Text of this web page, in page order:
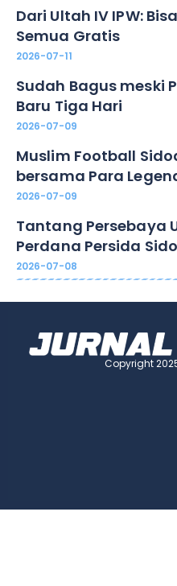
Dari Ultah IV IPW:
Semua Gratis
2026-07-11
Sudah Bagus meski
Baru Tiga Hari
2026-07-09
Muslim Football
bersama Para
2026-07-09
Tantang Persebaya
Perdana Persida
2026-07-08
Copyright